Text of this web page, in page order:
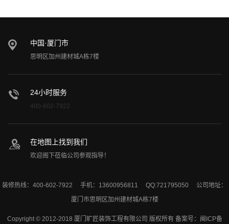
中国·厦门市
思明区加州建材城A栋7楼
24小时服务
400-602-7922
在地图上找到我们
欢迎阁下莅临公司参观指导！
装修热线：400-602-7922 手机：13600956811 QQ:721795050 公司地址：
厦门市思明区加州建材城A栋7楼
Copyright © 2012-2018 厦门旷匠装饰工程有限公司 版权所有 备案号： 闽ICP备